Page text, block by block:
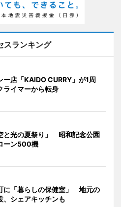
スランキング
ー店「KAIDO CURRY」が1周
イマーから転身
と光の夏祭り」 昭和記念公園
ーン500機
に「暮らしの保健室」 地元の
、シェアキッチンも